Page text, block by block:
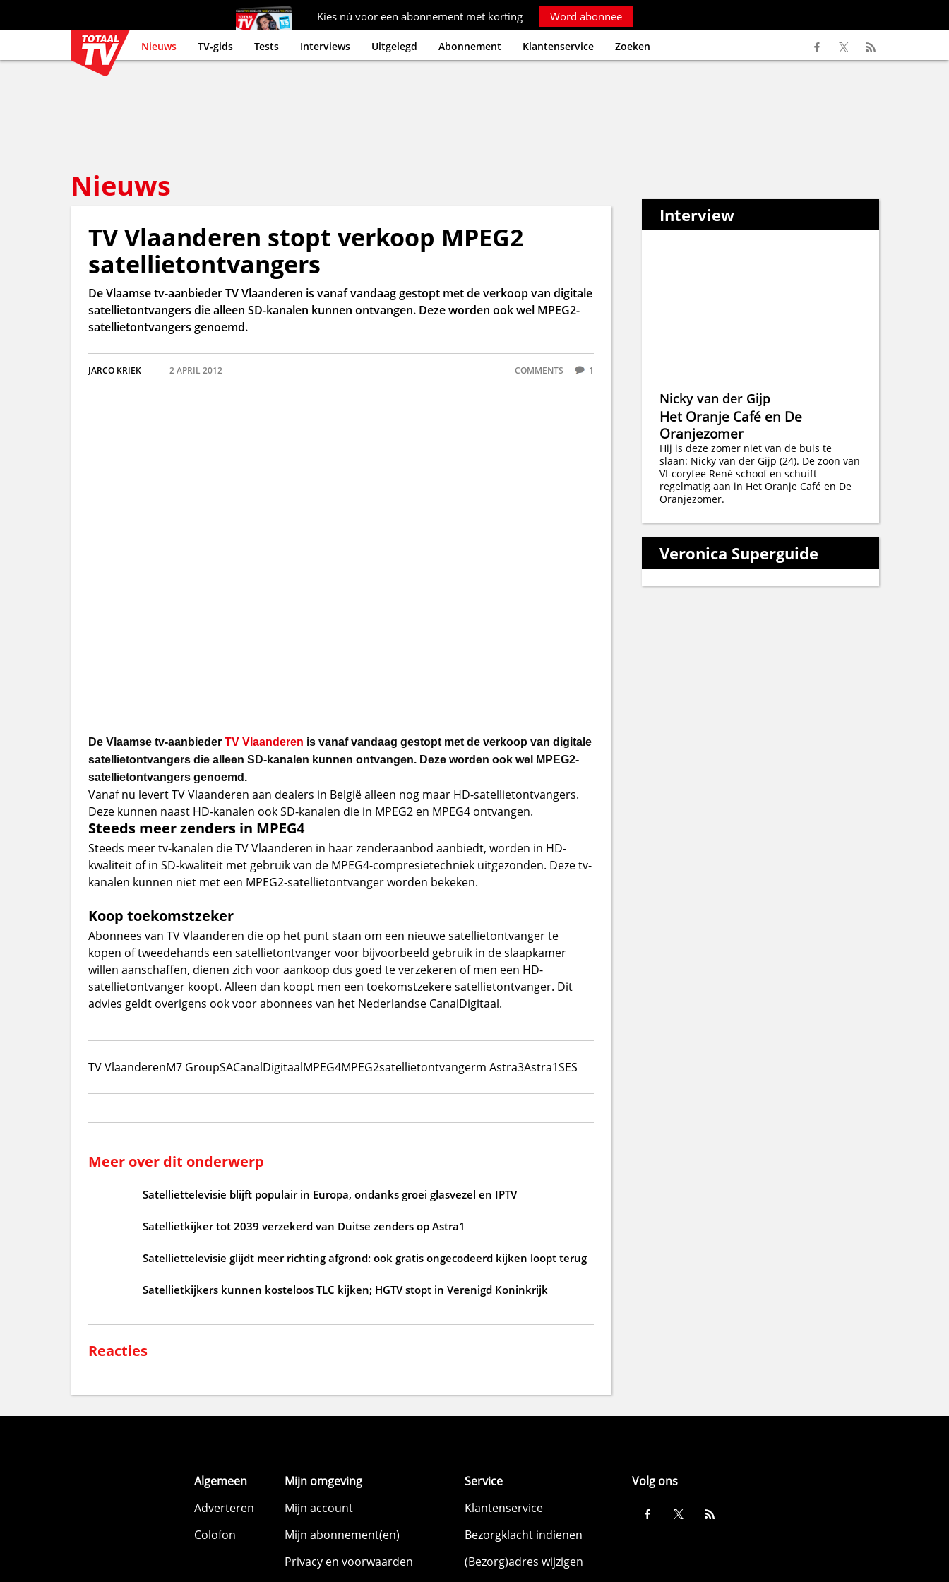
Kies nú voor een abonnement met korting Word abonnee
Nieuws TV-gids Tests Interviews Uitgelegd Abonnement Klantenservice Zoeken
Nieuws
TV Vlaanderen stopt verkoop MPEG2
satellietontvangers
De Vlaamse tv-aanbieder TV Vlaanderen is vanaf vandaag gestopt met de verkoop van digitale
satellietontvangers die alleen SD-kanalen kunnen ontvangen. Deze worden ook wel MPEG2-
satellietontvangers genoemd.
JARCO KRIEK 2 APRIL 2012 COMMENTS 1
De Vlaamse tv-aanbieder TV Vlaanderen is vanaf vandaag gestopt met de verkoop van digitale
satellietontvangers die alleen SD-kanalen kunnen ontvangen. Deze worden ook wel MPEG2-
satellietontvangers genoemd.
Vanaf nu levert TV Vlaanderen aan dealers in België alleen nog maar HD-satellietontvangers.
Deze kunnen naast HD-kanalen ook SD-kanalen die in MPEG2 en MPEG4 ontvangen.
Steeds meer zenders in MPEG4
Steeds meer tv-kanalen die TV Vlaanderen in haar zenderaanbod aanbiedt, worden in HD-
kwaliteit of in SD-kwaliteit met gebruik van de MPEG4-compresietechniek uitgezonden. Deze tv-
kanalen kunnen niet met een MPEG2-satellietontvanger worden bekeken.
Koop toekomstzeker
Abonnees van TV Vlaanderen die op het punt staan om een nieuwe satellietontvanger te
kopen of tweedehands een satellietontvanger voor bijvoorbeeld gebruik in de slaapkamer
willen aanschaffen, dienen zich voor aankoop dus goed te verzekeren of men een HD-
satellietontvanger koopt. Alleen dan koopt men een toekomstzekere satellietontvanger. Dit
advies geldt overigens ook voor abonnees van het Nederlandse CanalDigitaal.
TV VlaanderenM7 GroupSACanalDigitaalMPEG4MPEG2satellietontvangerm Astra3Astra1SES
Meer over dit onderwerp
Satelliettelevisie blijft populair in Europa, ondanks groei glasvezel en IPTV
Satellietkijker tot 2039 verzekerd van Duitse zenders op Astra1
Satelliettelevisie glijdt meer richting afgrond: ook gratis ongecodeerd kijken loopt terug
Satellietkijkers kunnen kosteloos TLC kijken; HGTV stopt in Verenigd Koninkrijk
Reacties
Interview
Nicky van der Gijp
Het Oranje Café en De
Oranjezomer
Hij is deze zomer niet van de buis te
slaan: Nicky van der Gijp (24). De zoon van
VI-coryfee René schoof en schuift
regelmatig aan in Het Oranje Café en De
Oranjezomer.
Veronica Superguide
Algemeen
Adverteren
Colofon
Mijn omgeving
Mijn account
Mijn abonnement(en)
Privacy en voorwaarden
Service
Klantenservice
Bezorgklacht indienen
(Bezorg)adres wijzigen
Volg ons